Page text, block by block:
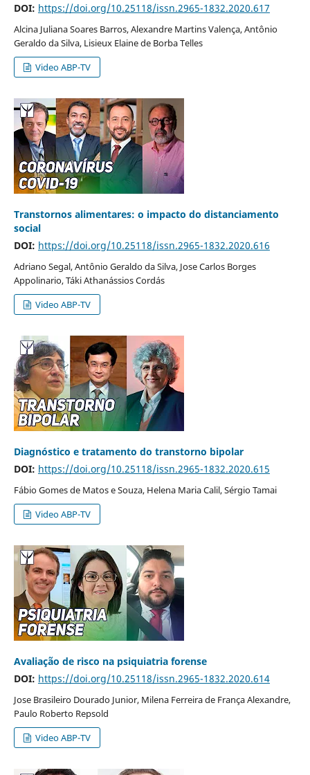
DOI: https://doi.org/10.25118/issn.2965-1832.2020.617
Alcina Juliana Soares Barros, Alexandre Martins Valença, Antônio
Geraldo da Silva, Lisieux Elaine de Borba Telles
Video ABP-TV
Transtornos alimentares: o impacto do distanciamento
social
DOI: https://doi.org/10.25118/issn.2965-1832.2020.616
Adriano Segal, Antônio Geraldo da Silva, Jose Carlos Borges
Appolinario, Táki Athanássios Cordás
Video ABP-TV
Diagnóstico e tratamento do transtorno bipolar
DOI: https://doi.org/10.25118/issn.2965-1832.2020.615
Fábio Gomes de Matos e Souza, Helena Maria Calil, Sérgio Tamai
Video ABP-TV
Avaliação de risco na psiquiatria forense
DOI: https://doi.org/10.25118/issn.2965-1832.2020.614
Jose Brasileiro Dourado Junior, Milena Ferreira de França Alexandre,
Paulo Roberto Repsold
Video ABP-TV